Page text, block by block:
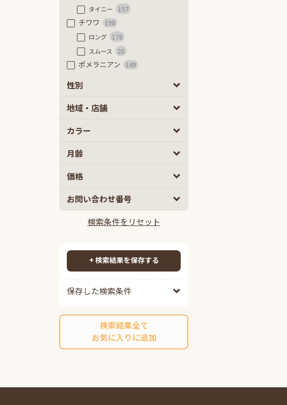
タイニー
157
チワワ
198
ロング
178
スムース
20
ポメラニアン 149
フレンチブルドッグ（フラッフ
豆柴
ミニチュアダックスフンド 53
ミックス 899
ポメチワ 88
チワックス 95
ペキプー 38
ポンスキーミックス
その他ミックス
214
性別
男の子 0
地域・店舗
カラー
月齢
2 5
2ヵ月 5ヵ月以上
価格
10 100
100万円以上
お問い合わせ番号
検索する
検索条件をリセット
+ 検索結果を保存する
保存した検索条件
検索結果全て
お気に入りに追加